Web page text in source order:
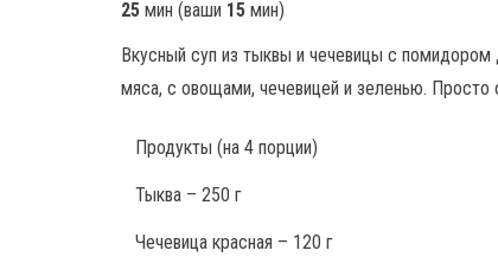
25 мин (ваши 15 мин)
Вкусный суп из тыквы и чечевицы с
мяса, с овощами, чечевицей и зеленью.
Продукты (на 4 порции)
Тыква – 250 г
Чечевица красная – 120 г